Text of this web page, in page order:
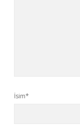
İsim*